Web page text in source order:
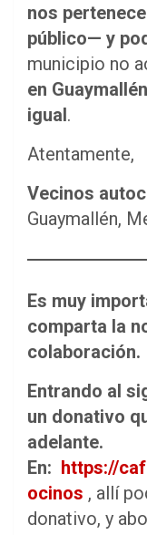
nos
público— y
municipio no
en
igual.
Atentamente,
Vecinos
Guaymallén,
Es muy
comparta la
colaboración.
Entrando al
un donativo
adelante.
En: https://
ocinos , allí
donativo, y